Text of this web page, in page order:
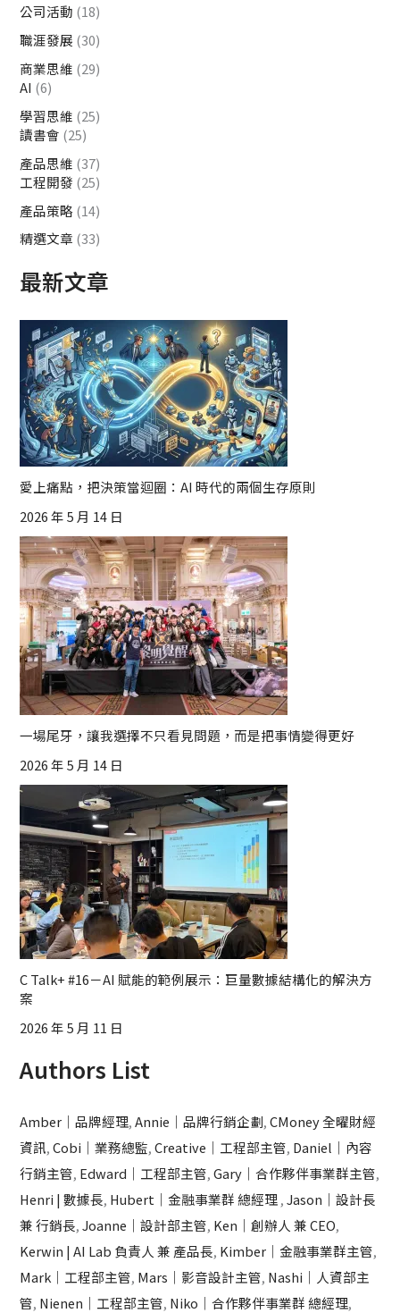
公司活動 (18)
職涯發展 (30)
商業思維 (29)
AI (6)
學習思維 (25)
讀書會 (25)
產品思維 (37)
工程開發 (25)
產品策略 (14)
精選文章 (33)
最新文章
愛上痛點，把決策當迴圈：AI 時代的兩個生存原則
2026 年 5 月 14 日
一場尾牙，讓我選擇不只看見問題，而是把事情變得更好
2026 年 5 月 14 日
C Talk+ #16－AI 賦能的範例展示：巨量數據結構化的解決方
案
2026 年 5 月 11 日
Authors List
Amber｜品牌經理,Annie｜品牌行銷企劃,CMoney 全曜財經
資訊,Cobi｜業務總監,Creative｜工程部主管, Daniel｜內容
行銷主管, Edward｜工程部主管,Gary｜合作夥伴事業群主管,
Henri | 數據長, Hubert｜金融事業群 總經理,Jason｜設計長
兼 行銷長,Joanne｜設計部主管, Ken｜創辦人 兼 CEO,
Kerwin | AI Lab 負責人 兼 產品長, Kimber｜金融事業群主管,
Mark｜工程部主管, Mars｜影音設計主管, Nashi｜人資部主
管, Nienen｜工程部主管, Niko｜合作夥伴事業群 總經理,